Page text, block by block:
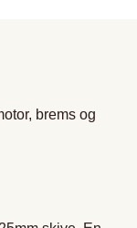
brems og